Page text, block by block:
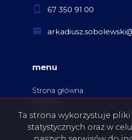
67 350 91 00
menu
Strona główna
Oferty
Zgłoszenia
Ulubione
Ta strona wykorzystuje
statystycznych oraz w